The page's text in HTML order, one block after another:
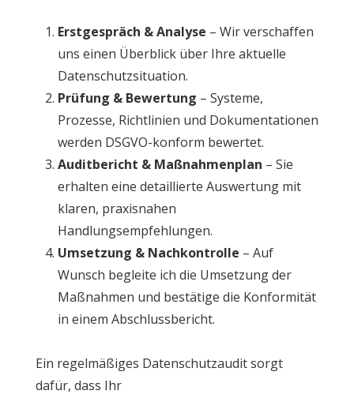
Erstgespräch & Analyse – Wir verschaffen
uns einen Überblick über Ihre aktuelle
Datenschutzsituation.
Prüfung & Bewertung – Systeme,
Prozesse, Richtlinien und Dokumentationen
werden DSGVO-konform bewertet.
Auditbericht & Maßnahmenplan – Sie
erhalten eine detaillierte Auswertung mit
klaren, praxisnahen
Handlungsempfehlungen.
Umsetzung & Nachkontrolle – Auf
Wunsch begleite ich die Umsetzung der
Maßnahmen und bestätige die Konformität
in einem Abschlussbericht.
Ein regelmäßiges Datenschutzaudit sorgt
dafür, dass Ihr